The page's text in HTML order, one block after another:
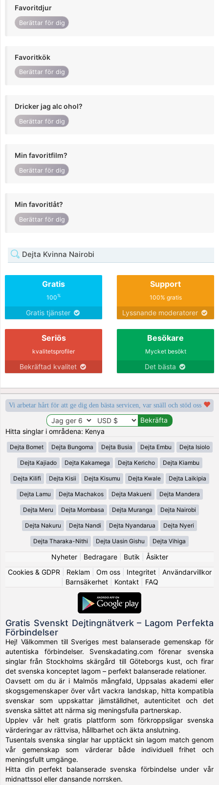
Favoritdjur
Berättar för dig
Favoritkök
Berättar för dig
Dricker jag alc ohol?
Berättar för dig
Min favoritfilm?
Berättar för dig
Min favoritlåt?
Berättar för dig
Dejta Kvinna Nairobi
Gratis
100%
Gratis tjänster
Support
100% gratis
Lyssnande moderatorer
Seriös
kvalitetsprofiler
Bekräftad kvalitet
Besökare
Mycket besökt
Det bästa
Vi arbetar hårt för att ge dig den bästa servicen, var snäll och stöd oss
Hitta singlar i områdena: Kenya
Dejta Bomet Dejta Bungoma Dejta Busia Dejta Embu Dejta Isiolo
Dejta Kajiado Dejta Kakamega Dejta Kericho Dejta Kiambu
Dejta Kilifi Dejta Kisii Dejta Kisumu Dejta Kwale Dejta Laikipia
Dejta Lamu Dejta Machakos Dejta Makueni Dejta Mandera
Dejta Meru Dejta Mombasa Dejta Muranga Dejta Nairobi
Dejta Nakuru Dejta Nandi Dejta Nyandarua Dejta Nyeri
Dejta Tharaka-Nithi Dejta Uasin Gishu Dejta Vihiga
Nyheter| Bedragare| Butik
Åsikter
Cookies & GDPR
Reklam Om oss| Integritet| Användarvillkor
Barnsäkerhet| Kontakt| FAQ
Gratis Svenskt Dejtingnätverk – Lagom Perfekta
Förbindelser
Hej! Välkommen till Sveriges mest balanserade gemenskap för
autentiska förbindelser. Svenskadating.com förenar svenska
singlar från Stockholms skärgård till Göteborgs kust, och firar
det svenska konceptet lagom – perfekt balanserade relationer.
Oavsett om du är i Malmös mångfald, Uppsalas akademi eller
skogsgemenskaper över vårt vackra landskap, hitta kompatibla
svenskar som uppskattar jämställdhet, autenticitet och det
svenska sättet att närma sig meningsfulla partnerskap.
Upplev vår helt gratis plattform som förkroppsligar svenska
värderingar av rättvisa, hållbarhet och äkta anslutning.
Tusentals svenska singlar har upptäckt sin lagom match genom
vår gemenskap som värderar både individuell frihet och
meningsfullt umgänge.
Hitta din perfekt balanserade svenska förbindelse under vår
midnattssol eller dansande norrsken.